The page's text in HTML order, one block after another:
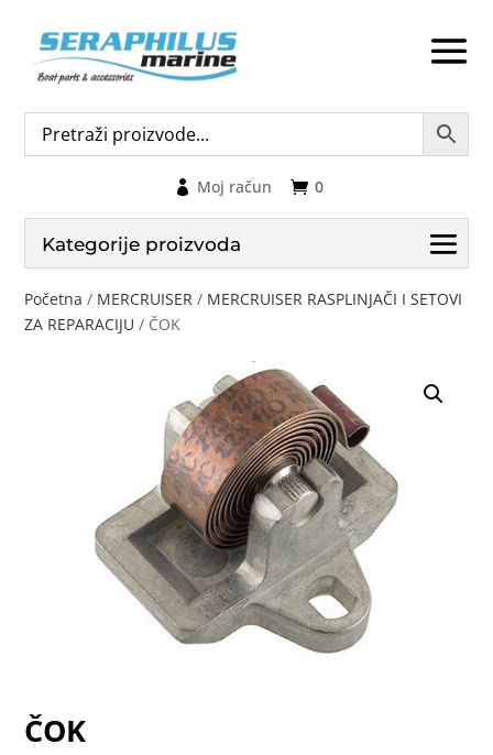
0
Moj račun
Kategorije proizvoda
Početna / MERCRUISER / MERCRUISER RASPLINJAČI I SETOVI
ZA REPARACIJU / ČOK
ČOK